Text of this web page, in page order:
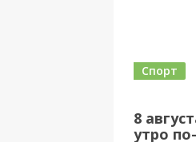
8
утро
Спорт